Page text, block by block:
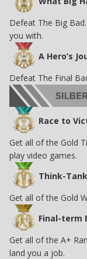
Defeat The Big
you with.
A Hero’s
Defeat The Final
Race to
Get all of the Gold
play video games.
Think-Tank
Get all of the Gold
Final-term
Get all of the A+
land you a job.